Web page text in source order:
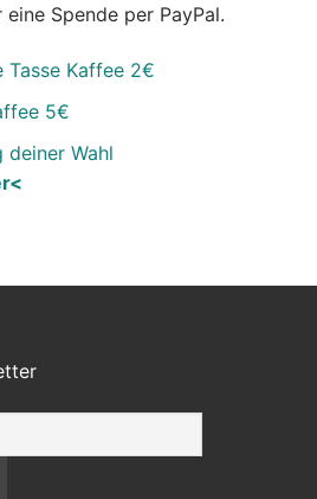
Spende per PayPal.
Tasse Kaffee 2€
5€
deiner Wahl